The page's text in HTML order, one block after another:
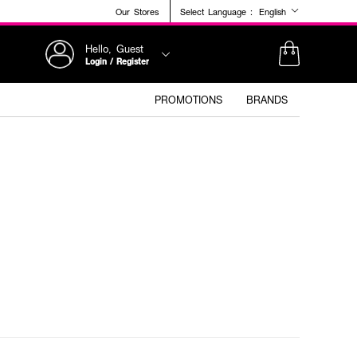
Our Stores Select Language : English
Hello, Guest
Login / Register
PROMOTIONS BRANDS